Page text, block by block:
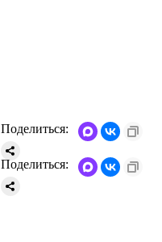
Поделиться:
Поделиться: